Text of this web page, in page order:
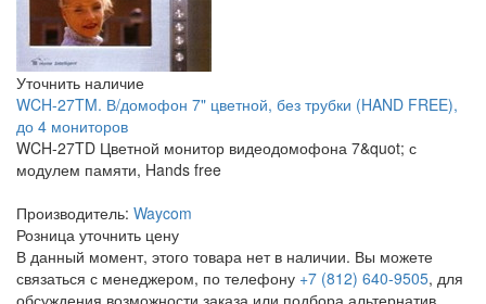
Уточнить наличие
WCH-27TM. В/домофон 7" цветной, без трубки (HAND FREE),
до 4 мониторов
WCH-27TD Цветной монитор видеодомофона 7&quot; с
модулем памяти, Hands free
Производитель: Waycom
Розница уточнить цену
В данный момент, этого товара нет в наличии. Вы можете
связаться с менеджером, по телефону +7 (812) 640-9505, для